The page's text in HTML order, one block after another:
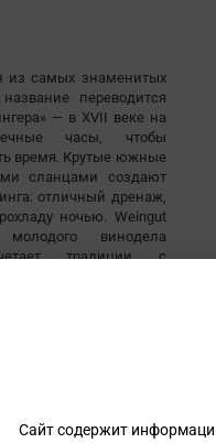
из самых знаменитых
переводится
— в XVII веке на
часы, чтобы
время. Крутые южные
сланцами создают
отличный дренаж,
ночью. Weingut
винодела
традиции с
чтобы максимально
уникального терруара.
Сайт содержит